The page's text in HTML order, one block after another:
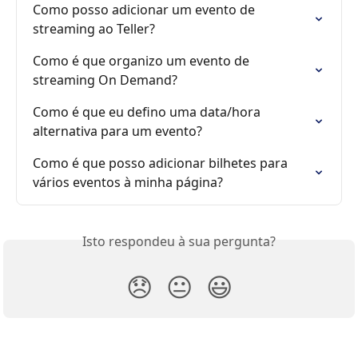
Como posso adicionar um evento de
streaming ao Teller?
Como é que organizo um evento de
streaming On Demand?
Como é que eu defino uma data/hora
alternativa para um evento?
Como é que posso adicionar bilhetes para
vários eventos à minha página?
Isto respondeu à sua pergunta?
😞 😐 😃